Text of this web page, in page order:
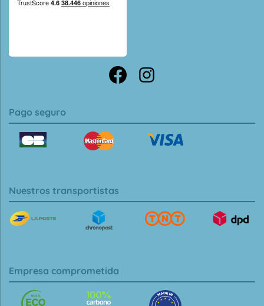
Pago seguro
Nuestros transportistas
Empresa comprometida